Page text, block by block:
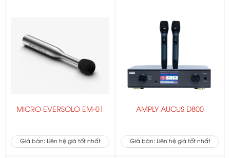
MICRO EVERSOLO EM-01
Giá bán: Liên hệ giá tốt nhất
AMPLY AUCUS D800
Giá bán: Liên hệ giá tốt nhất